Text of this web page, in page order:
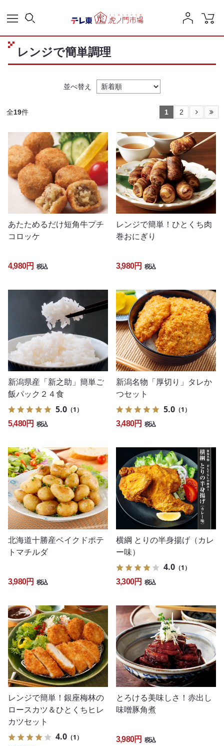
レンジで簡単調理
並べ替え
全19件 1 2
あたためるだけ短角牛プチ
コロッケ
4,980円 税込
レンジで簡単！ひとくち肉
巻おにぎり
3,980円 税込
新潟県産「新之助」簡単ご
飯パック２４食
5.0 （1）
5,480円 税込
新潟名物「厚切り」タレか
つセット
5.0 （1）
3,480円 税込
北海道十勝産ベイクドポテ
トマチルダ
3,980円 税込
横綱 とりの半身揚げ（カレ
ー味）
4.0 （1）
3,300円 税込
レンジで簡単！銀座梅林の
ロースカツ＆ひとくちヒレ
カツセット
4.0 （1）
とろける美味しさ！赤出し
味噌豚角煮
3,980円 税込